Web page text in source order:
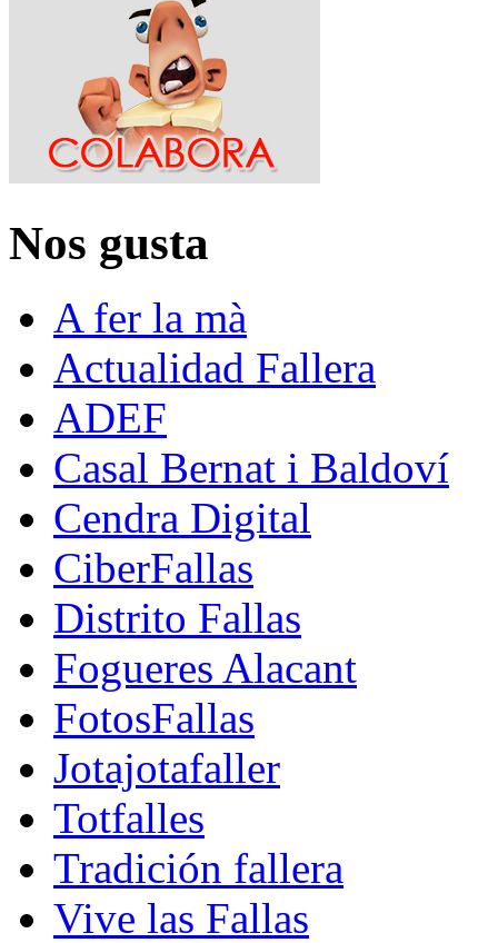
Nos gusta
A fer la mà
Actualidad Fallera
ADEF
Casal Bernat i Baldoví
Cendra Digital
CiberFallas
Distrito Fallas
Fogueres Alacant
FotosFallas
Jotajotafaller
Totfalles
Tradición fallera
Vive las Fallas